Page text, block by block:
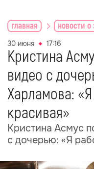
главная новости
30 июня 17:16
Кристина
видео с
Харламова:
красивая»
Кристина Асмус
с дочерью: «Я